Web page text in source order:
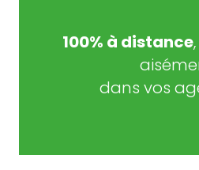
100% à distance
dans vos